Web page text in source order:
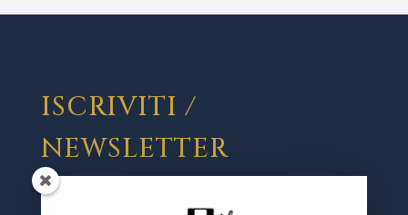
ISCRIVITI /
NEWSLETTER